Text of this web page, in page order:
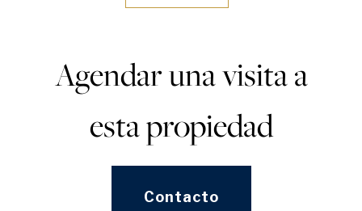
Agendar una visita a
esta propiedad
Contacto